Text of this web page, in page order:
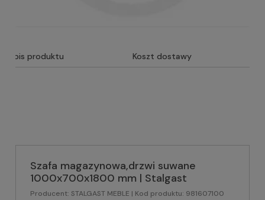
Opis produktu Koszt dostawy
Szafa magazynowa,drzwi suwane
1000x700x1800 mm | Stalgast
Producent: STALGAST MEBLE | Kod produktu: 981607100